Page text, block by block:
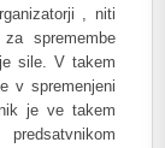
, niti
spremembe
sile. V takem
v spremenjeni
je ve takem